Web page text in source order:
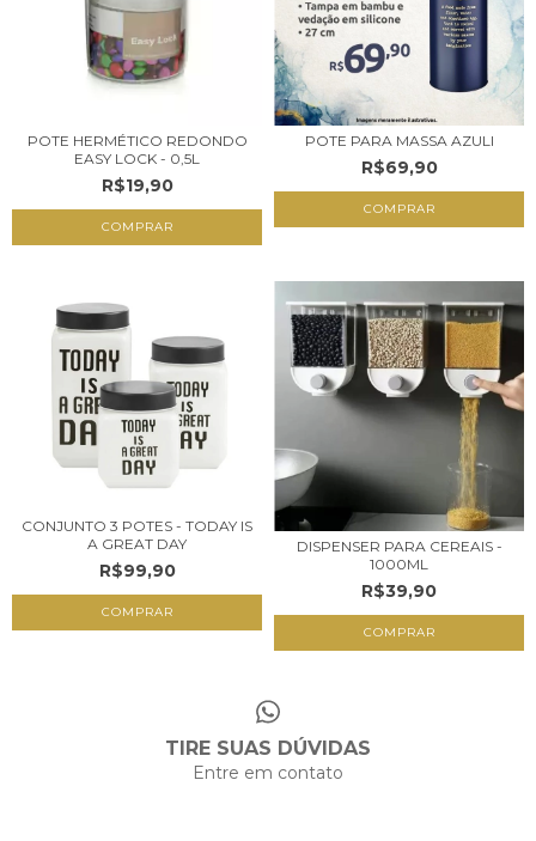
POTE HERMÉTICO REDONDO
EASY LOCK - 0,5L
R$19,90
POTE PARA MASSA AZULI
R$69,90
CONJUNTO 3 POTES - TODAY IS
A GREAT DAY
R$99,90
DISPENSER PARA CEREAIS -
1000ML
R$39,90
TIRE SUAS DÚVIDAS
Entre em contato